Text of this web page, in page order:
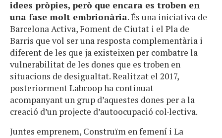
idees pròpies, però que encara es troben en
una fase molt embrionària. És una iniciativa de
Barcelona Activa, Foment de Ciutat i el Pla de
Barris que vol ser una resposta complementària i
diferent de les que ja existeixen per combatre la
vulnerabilitat de les dones que es troben en
situacions de desigualtat. Realitzat el 2017,
posteriorment Labcoop ha continuat
acompanyant un grup d’aquestes dones per a la
creació d’un projecte d’autoocupació col·lectiva.
Juntes emprenem, Construïm en femení i La